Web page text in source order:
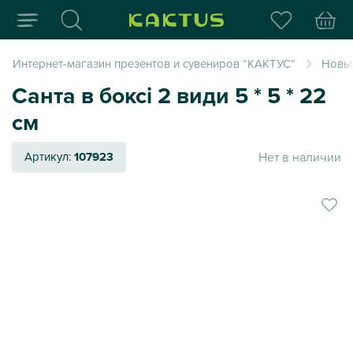
Интернет-магазин
Интернет-магазин презентов и сувениров “КАКТУС”
Санта в боксі 2 види 5 * 5 * 22
см
Артикул:107923 Нет в наличии